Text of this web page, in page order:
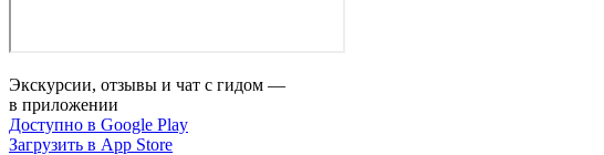
Экскурсии, отзывы и чат с гидом —
в приложении
Доступно в Google Play
Загрузить в App Store